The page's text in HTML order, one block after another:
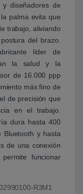
diseñadores de
palma evita que
trabajo, aliviando
del brazo.
líder de
la salud y la
de 16.000 ppp
más fino de
de precisión que
en el trabajo.
dura hasta 400
Bluetooth y hasta
de una conexión
funcionar
R3M1